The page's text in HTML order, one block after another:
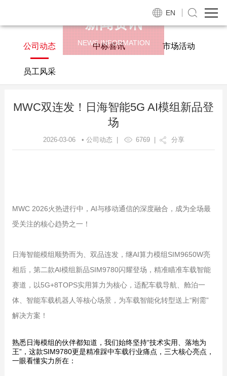
EN
新闻资讯
NEWS INFORMATION
公司动态 中标喜讯 市场活动
员工风采
MWC双连发！日海智能5G AI模组新品登
场
2026-03-06 • 公司动态 | 6769| 分享
MWC 2026火热进行中，AI与移动通信的深度融合，成为全场最
受关注的核心趋势之一！
日海智能模组顺势而为、双品连发，继AI算力模组SIM9650W亮
相后，第二款AI模组新品SIM9780闪耀登场，精准瞄准车载智能
赛道，以5G+8TOPS实用算力为核心，适配车载导航、舱泊一
体、智能车载机器人等核心场景，为车载智能化转型送上“刚需”
解决方案！
熟悉日海模组的伙伴都知道，我们始终坚持“技术实用、落地为
王”，这款SIM9780更是精准踩中车载行业痛点，三大核心亮点，
一眼看懂实力所在：